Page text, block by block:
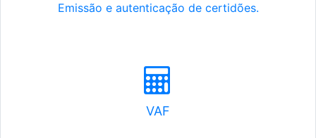
Emissão e autenticação de certidões.
VAF